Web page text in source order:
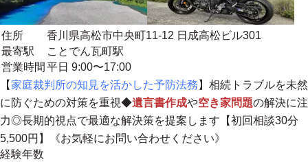
住所
香川県高松市中央町11-12 日成高松ビル301
最寄駅
ことでん瓦町駅
営業時間 平日 9:00〜17:00
【家庭裁判所の知見を活かした予防法務 】相続トラブルを未然
に防ぐための対策を重視◆遺言書作成や空き家問題の解決に注
力◎長期的視点で最適な解決策を提案します【初回相談30分
5,500円】《お気軽にお問い合わせください》
経験年数